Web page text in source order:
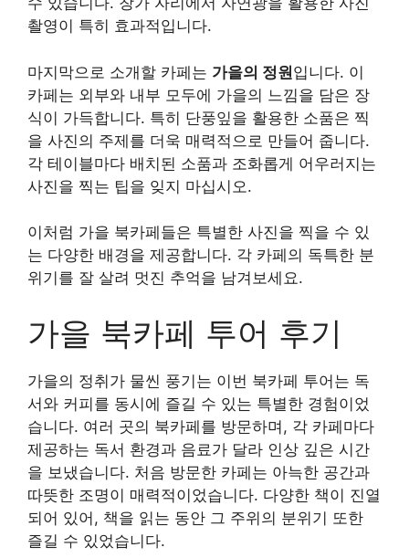
촬영이 특히 효과적입니다.
마지막으로 소개할 카페는 가을의 정원입니다. 이
카페는 외부와 내부 모두에 가을의 느낌을 담은 장
식이 가득합니다. 특히 단풍잎을 활용한 소품은 찍
을 사진의 주제를 더욱 매력적으로 만들어 줍니다.
각 테이블마다 배치된 소품과 조화롭게 어우러지는
사진을 찍는 팁을 잊지 마십시오.
이처럼 가을 북카페들은 특별한 사진을 찍을 수 있
는 다양한 배경을 제공합니다. 각 카페의 독특한 분
위기를 잘 살려 멋진 추억을 남겨보세요.
가을 북카페 투어 후기
가을의 정취가 물씬 풍기는 이번 북카페 투어는 독
서와 커피를 동시에 즐길 수 있는 특별한 경험이었
습니다. 여러 곳의 북카페를 방문하며, 각 카페마다
제공하는 독서 환경과 음료가 달라 인상 깊은 시간
을 보냈습니다. 처음 방문한 카페는 아늑한 공간과
따뜻한 조명이 매력적이었습니다. 다양한 책이 진열
되어 있어, 책을 읽는 동안 그 주위의 분위기 또한
즐길 수 있었습니다.